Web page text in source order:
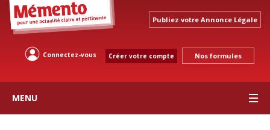
Publiez votre Annonce Légale
Connectez-vous Créer votre compte Nos formules
MENU